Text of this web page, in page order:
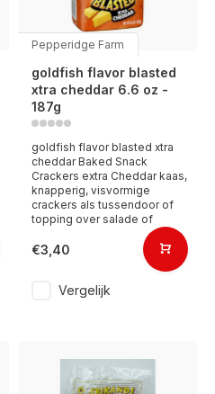
Pepperidge Farm
goldfish flavor blasted
xtra cheddar 6.6 oz -
187g
goldfish flavor blasted xtra
cheddar Baked Snack
Crackers extra Cheddar kaas,
knapperig, visvormige
crackers als tussendoor of
topping over salade of
€3,40
Vergelijk